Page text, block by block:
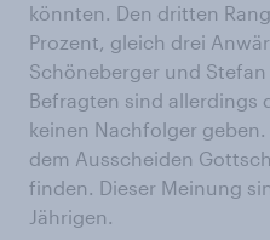
könnten. Den dritten
Prozent, gleich drei
Schöneberger und
Befragten sind allerdings
keinen Nachfolger
dem Ausscheiden
finden. Dieser Meinung
Jährigen.